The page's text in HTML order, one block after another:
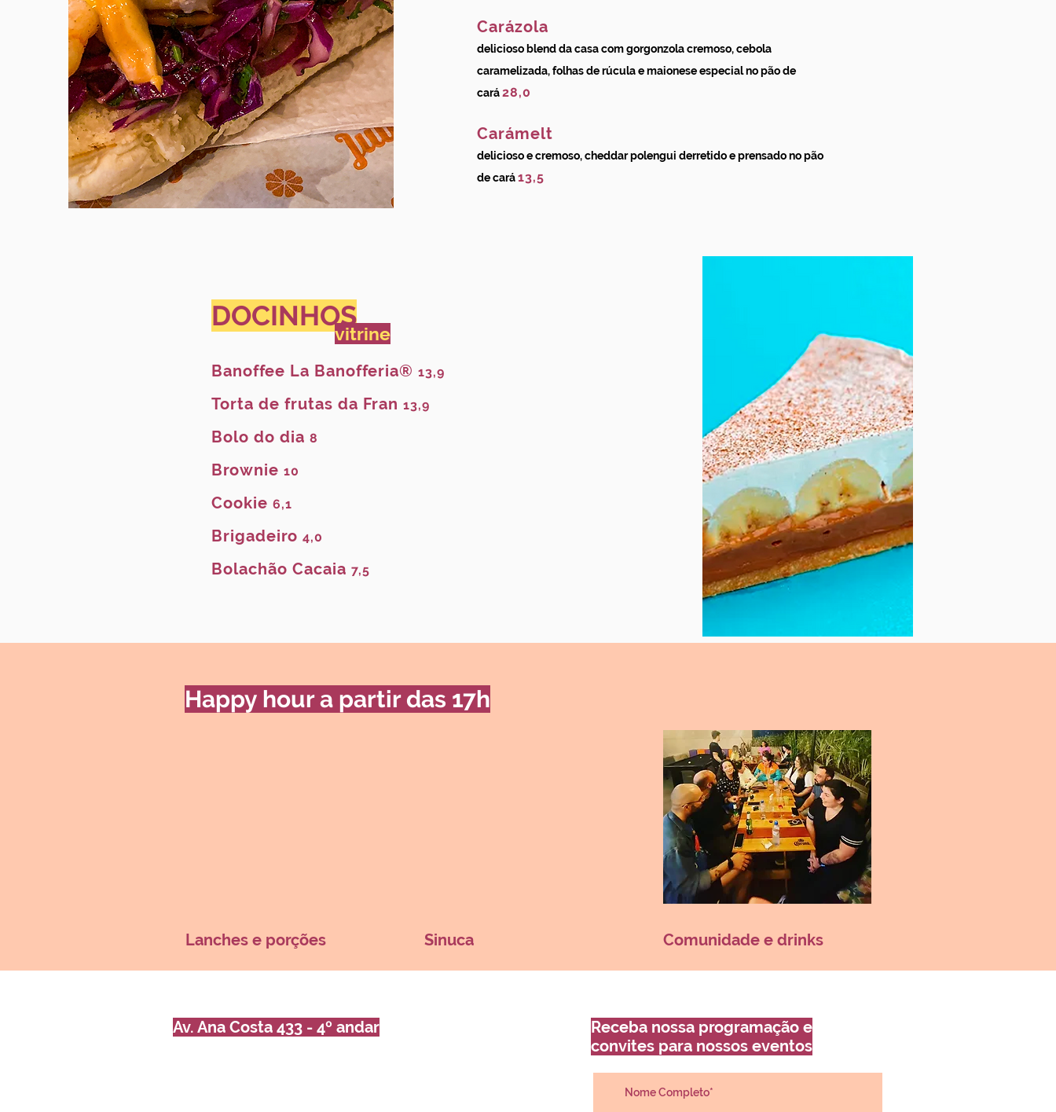
Carázola
delicioso blend da casa com gorgonzola cremoso, cebola
caramelizada, folhas de rúcula e maionese especial no pão de
cará28,0
Carámelt
delicioso e cremoso, cheddar polengui derretido e prensado no pão
de cará13,5
DOCINHOS
vitrine
Banoffee La Banofferia® 13,9
Torta de frutas da Fran 13,9
Bolo do dia 8
Brownie 10
Cookie 6,1
Brigadeiro 4,0
Bolachão Cacaia 7,5
Happy hour a partir das 17h
Lanches e porções Sinuca Comunidade e drinks
Av. Ana Costa 433 - 4º andar
Receba nossa programação e
convites para nossos eventos